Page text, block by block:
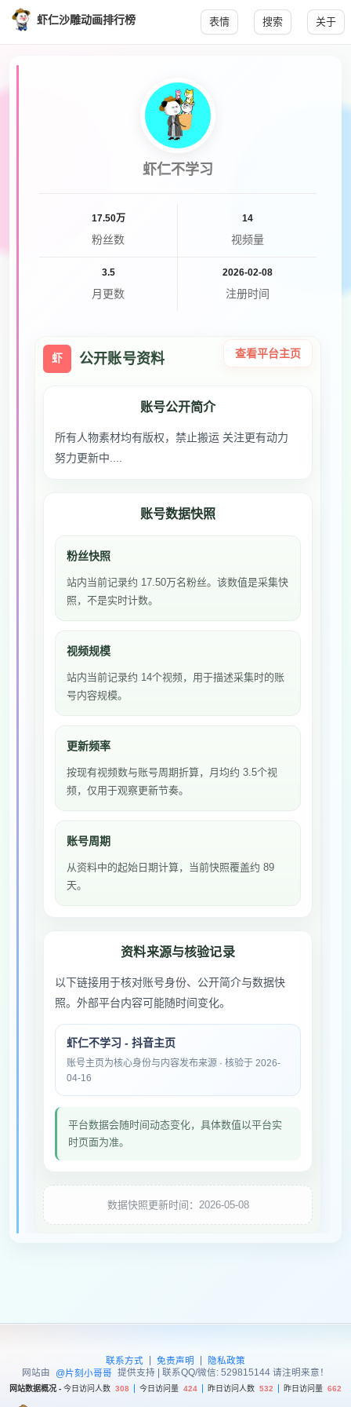
虾仁沙雕动画排行榜 表情 搜索 关于
虾仁不学习
17.50万
粉丝数
14
视频量
3.5
月更数
2026-02-08
注册时间
虾 公开账号资料 查看平台主页
账号公开简介
所有人物素材均有版权，禁止搬运 关注更有动力
努力更新中....
账号数据快照
粉丝快照
站内当前记录约 17.50万名粉丝。该数值是采集快
照，不是实时计数。
视频规模
站内当前记录约 14个视频，用于描述采集时的账
号内容规模。
更新频率
按现有视频数与账号周期折算，月均约 3.5个视
频，仅用于观察更新节奏。
账号周期
从资料中的起始日期计算，当前快照覆盖约 89
天。
资料来源与核验记录
以下链接用于核对账号身份、公开简介与数据快
照。外部平台内容可能随时间变化。
虾仁不学习 - 抖音主页
账号主页为核心身份与内容发布来源 · 核验于 2026-
04-16
平台数据会随时间动态变化，具体数值以平台实
时页面为准。
数据快照更新时间：2026-05-08
联系方式 | 免责声明 |
隐私政策
网站由
@片刻小哥哥 提供支持 | 联系QQ/微信: 529815144 请注明来意！
网站数据概况 - 今日访问人数 308 今日访问量 424 昨日访问人数 532 昨日访问量 662